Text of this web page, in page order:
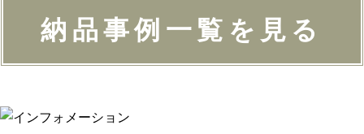
納品事例一覧を見る